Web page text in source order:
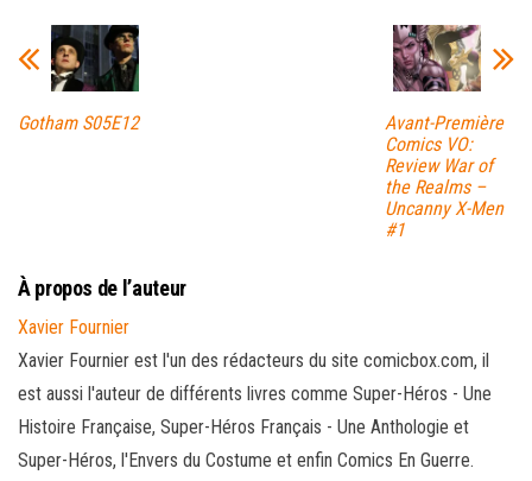
Gotham S05E12
Avant-Première
Comics VO:
Review War of
the Realms –
Uncanny X-Men
#1
À propos de l’auteur
Xavier Fournier
Xavier Fournier est l'un des rédacteurs du site comicbox.com, il
est aussi l'auteur de différents livres comme Super-Héros - Une
Histoire Française, Super-Héros Français - Une Anthologie et
Super-Héros, l'Envers du Costume et enfin Comics En Guerre.